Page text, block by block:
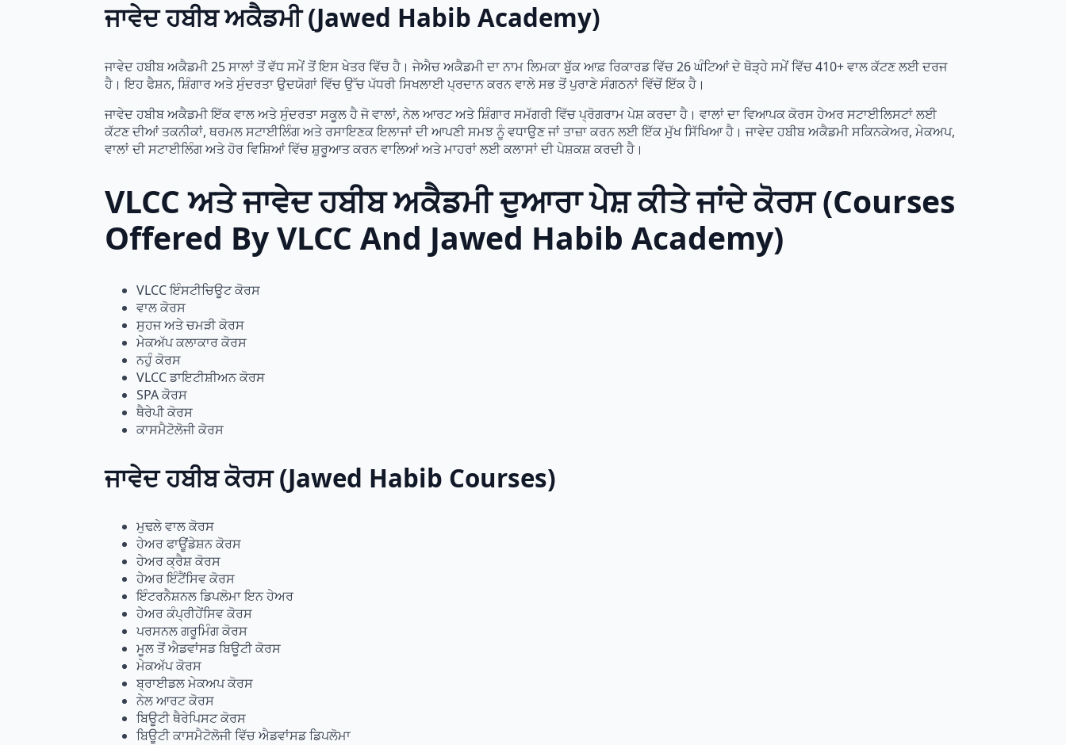
ਜਾਵੇਦ ਹਬੀਬ ਅਕੈਡਮੀ (Jawed Habib Academy)
ਜਾਵੇਦ ਹਬੀਬ ਅਕੈਡਮੀ 25 ਸਾਲਾਂ ਤੋਂ ਵੱਧ ਸਮੇਂ ਤੋਂ ਇਸ ਖੇਤਰ ਵਿੱਚ ਹੈ। ਜੇਐਚ ਅਕੈਡਮੀ ਦਾ ਨਾਮ ਲਿਮਕਾ ਬੁੱਕ ਆਫ਼ ਰਿਕਾਰਡ ਵਿੱਚ 26 ਘੰਟਿਆਂ ਦੇ ਥੋੜ੍ਹੇ ਸਮੇਂ ਵਿੱਚ 410+ ਵਾਲ ਕੱਟਣ ਲਈ ਦਰਜ
ਹੈ। ਇਹ ਫੈਸ਼ਨ, ਸ਼ਿੰਗਾਰ ਅਤੇ ਸੁੰਦਰਤਾ ਉਦਯੋਗਾਂ ਵਿੱਚ ਉੱਚ ਪੱਧਰੀ ਸਿਖਲਾਈ ਪ੍ਰਦਾਨ ਕਰਨ ਵਾਲੇ ਸਭ ਤੋਂ ਪੁਰਾਣੇ ਸੰਗਠਨਾਂ ਵਿੱਚੋਂ ਇੱਕ ਹੈ।
ਜਾਵੇਦ ਹਬੀਬ ਅਕੈਡਮੀ ਇੱਕ ਵਾਲ ਅਤੇ ਸੁੰਦਰਤਾ ਸਕੂਲ ਹੈ ਜੋ ਵਾਲਾਂ, ਨੇਲ ਆਰਟ ਅਤੇ ਸ਼ਿੰਗਾਰ ਸਮੱਗਰੀ ਵਿੱਚ ਪ੍ਰੋਗਰਾਮ ਪੇਸ਼ ਕਰਦਾ ਹੈ। ਵਾਲਾਂ ਦਾ ਵਿਆਪਕ ਕੋਰਸ ਹੇਅਰ ਸਟਾਈਲਿਸਟਾਂ ਲਈ
ਕੱਟਣ ਦੀਆਂ ਤਕਨੀਕਾਂ, ਥਰਮਲ ਸਟਾਈਲਿੰਗ ਅਤੇ ਰਸਾਇਣਕ ਇਲਾਜਾਂ ਦੀ ਆਪਣੀ ਸਮਝ ਨੂੰ ਵਧਾਉਣ ਜਾਂ ਤਾਜ਼ਾ ਕਰਨ ਲਈ ਇੱਕ ਮੁੱਖ ਸਿੱਖਿਆ ਹੈ। ਜਾਵੇਦ ਹਬੀਬ ਅਕੈਡਮੀ ਸਕਿਨਕੇਅਰ, ਮੇਕਅਪ,
ਵਾਲਾਂ ਦੀ ਸਟਾਈਲਿੰਗ ਅਤੇ ਹੋਰ ਵਿਸ਼ਿਆਂ ਵਿੱਚ ਸ਼ੁਰੂਆਤ ਕਰਨ ਵਾਲਿਆਂ ਅਤੇ ਮਾਹਰਾਂ ਲਈ ਕਲਾਸਾਂ ਦੀ ਪੇਸ਼ਕਸ਼ ਕਰਦੀ ਹੈ।
VLCC ਅਤੇ ਜਾਵੇਦ ਹਬੀਬ ਅਕੈਡਮੀ ਦੁਆਰਾ ਪੇਸ਼ ਕੀਤੇ ਜਾਂਦੇ ਕੋਰਸ (Courses
Offered By VLCC And Jawed Habib Academy)
VLCC ਇੰਸਟੀਚਿਊਟ ਕੋਰਸ
ਵਾਲ ਕੋਰਸ
ਸੁਹਜ ਅਤੇ ਚਮੜੀ ਕੋਰਸ
ਮੇਕਅੱਪ ਕਲਾਕਾਰ ਕੋਰਸ
ਨਹੁੰ ਕੋਰਸ
VLCC ਡਾਇਟੀਸ਼ੀਅਨ ਕੋਰਸ
SPA ਕੋਰਸ
ਥੈਰੇਪੀ ਕੋਰਸ
ਕਾਸਮੈਟੋਲੋਜੀ ਕੋਰਸ
ਜਾਵੇਦ ਹਬੀਬ ਕੋਰਸ (Jawed Habib Courses)
ਮੁਢਲੇ ਵਾਲ ਕੋਰਸ
ਹੇਅਰ ਫਾਊਂਡੇਸ਼ਨ ਕੋਰਸ
ਹੇਅਰ ਕ੍ਰੈਸ਼ ਕੋਰਸ
ਹੇਅਰ ਇੰਟੈਂਸਿਵ ਕੋਰਸ
ਇੰਟਰਨੈਸ਼ਨਲ ਡਿਪਲੋਮਾ ਇਨ ਹੇਅਰ
ਹੇਅਰ ਕੰਪ੍ਰੀਹੇਂਸਿਵ ਕੋਰਸ
ਪਰਸਨਲ ਗਰੂਮਿੰਗ ਕੋਰਸ
ਮੂਲ ਤੋਂ ਐਡਵਾਂਸਡ ਬਿਊਟੀ ਕੋਰਸ
ਮੇਕਅੱਪ ਕੋਰਸ
ਬ੍ਰਾਈਡਲ ਮੇਕਅਪ ਕੋਰਸ
ਨੇਲ ਆਰਟ ਕੋਰਸ
ਬਿਊਟੀ ਥੈਰੇਪਿਸਟ ਕੋਰਸ
ਬਿਊਟੀ ਕਾਸਮੈਟੋਲੋਜੀ ਵਿੱਚ ਐਡਵਾਂਸਡ ਡਿਪਲੋਮਾ